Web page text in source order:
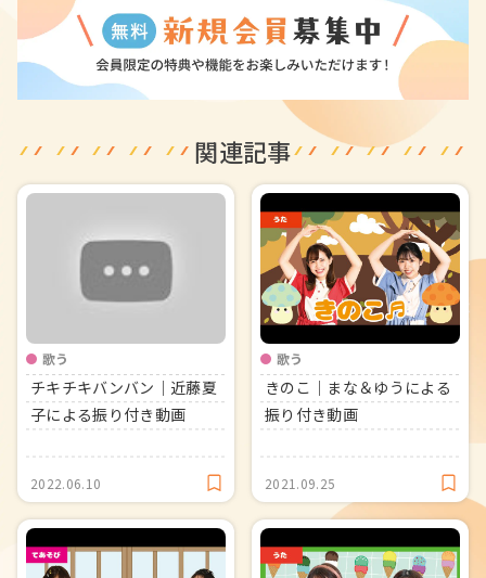
関連記事
歌う
チキチキバンバン｜近藤夏
子による振り付き動画
2022.06.10
歌う
きのこ｜まな＆ゆうによる
振り付き動画
2021.09.25